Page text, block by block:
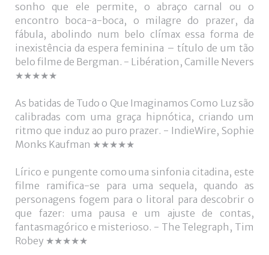
sonho que ele permite, o abraço carnal ou o
encontro boca-a-boca, o milagre do prazer, da
fábula, abolindo num belo clímax essa forma de
inexistência da espera feminina – título de um tão
belo filme de Bergman. - Libération, Camille Nevers
★★★★★
As batidas de Tudo o Que Imaginamos Como Luz são
calibradas com uma graça hipnótica, criando um
ritmo que induz ao puro prazer. - IndieWire, Sophie
Monks Kaufman ★★★★★
Lírico e pungente como uma sinfonia citadina, este
filme ramifica-se para uma sequela, quando as
personagens fogem para o litoral para descobrir o
que fazer: uma pausa e um ajuste de contas,
fantasmagórico e misterioso. - The Telegraph, Tim
Robey ★★★★★